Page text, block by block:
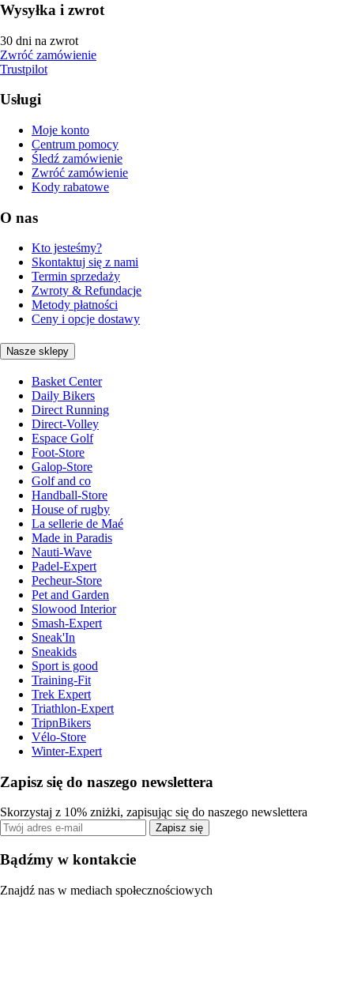
Wysyłka i zwrot
30 dni na zwrot
Zwróć zamówienie
Trustpilot
Usługi
Moje konto
Centrum pomocy
Śledź zamówienie
Zwróć zamówienie
Kody rabatowe
O nas
Kto jesteśmy?
Skontaktuj się z nami
Termin sprzedaży
Zwroty & Refundacje
Metody płatności
Ceny i opcje dostawy
Nasze sklepy
Basket Center
Daily Bikers
Direct Running
Direct-Volley
Espace Golf
Foot-Store
Galop-Store
Golf and co
Handball-Store
House of rugby
La sellerie de Maé
Made in Paradis
Nauti-Wave
Padel-Expert
Pecheur-Store
Pet and Garden
Slowood Interior
Smash-Expert
Sneak'In
Sneakids
Sport is good
Training-Fit
Trek Expert
Triathlon-Expert
TripnBikers
Vélo-Store
Winter-Expert
Zapisz się do naszego newslettera
Skorzystaj z 10% zniżki, zapisując się do naszego newslettera
Zapisz się
Bądźmy w kontakcie
Znajdź nas w mediach społecznościowych